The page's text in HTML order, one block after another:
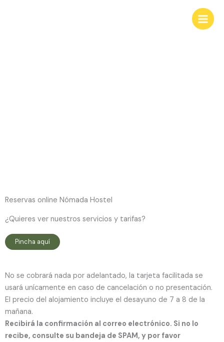
Reservas online Nómada Hostel
¿Quieres ver nuestros servicios y tarifas?
Pincha aquí
No se cobrará nada por adelantado, la tarjeta facilitada se
usará unícamente en caso de cancelación o no presentación.
El precio del alojamiento incluye el desayuno de 7 a 8 de la
mañana.
Recibirá la confirmación al correo electrónico. Si no lo
recibe, consulte su bandeja de SPAM, y por favor